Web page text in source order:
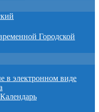
Городской
в электронном виде